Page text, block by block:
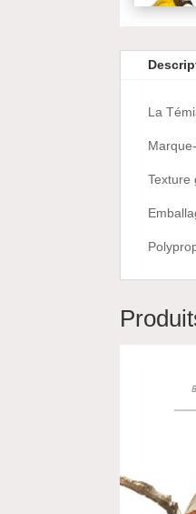
La
Texture